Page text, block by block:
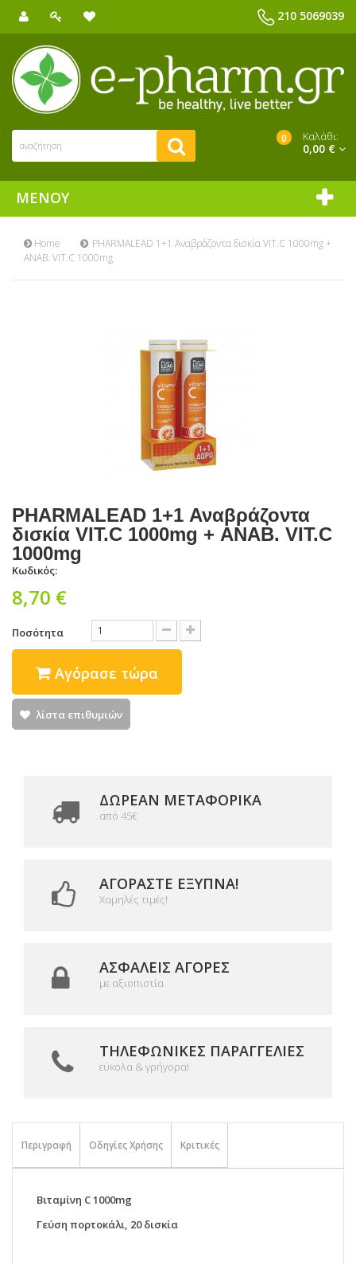
210 5069039
0 Καλάθι:
0,00 €
ΜΕΝΟΎ
Home
PHARMALEAD 1+1 Αναβράζοντα δισκία VIT.C 1000mg +
ΑΝΑΒ. VIT.C 1000mg
PHARMALEAD 1+1 Αναβράζοντα
δισκία VIT.C 1000mg + ΑΝΑΒ. VIT.C
1000mg
Κωδικός:
8,70 €
Ποσότητα
Αγόρασε τώρα
λίστα επιθυμιών
ΔΩΡΕΑΝ ΜΕΤΑΦΟΡΙΚΆ
από 45€
ΑΓΟΡΆΣΤΕ ΈΞΥΠΝΑ!
Χαμηλές τιμές!
ΑΣΦΑΛΕΊΣ ΑΓΟΡΈΣ
με αξιοπιστία
ΤΗΛΕΦΩΝΙΚΈΣ ΠΑΡΑΓΓΕΛΊΕΣ
εύκολα & γρήγορα!
Περιγραφή Οδηγίες Χρήσης Κριτικές
Βιταμίνη C 1000mg
Γεύση πορτοκάλι, 20 δισκία